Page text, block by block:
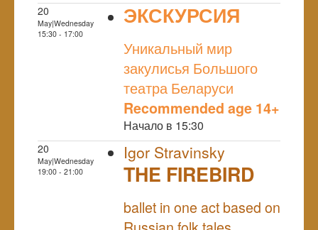
20
May|Wednesday
15:30 - 17:00
ЭКСКУРСИЯ
Уникальный мир
закулисья Большого
театра Беларуси
Recommended age 14+
Начало в 15:30
20
May|Wednesday
19:00 - 21:00
Igor Stravinsky
THE FIREBIRD
ballet in one act based on